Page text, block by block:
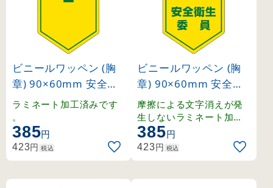
ビニールワッペン (胸
章) 90×60mm 安全ピ
ン式 安全マーク (1260
ラミネート加工済みです
。
385円
423円 税込
ビニールワッペン (胸
章) 90×60mm 安全ピ
ン式 安全衛生委員 (12
6006)
摩擦による文字消えが発
生しないラミネート加工
済みワッペン。
385円
423円 税込